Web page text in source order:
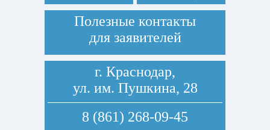
Полезные контакты
для заявителей
г. Краснодар,
ул. им. Пушкина, 28
8 (861) 268-09-45